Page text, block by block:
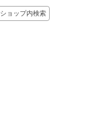
ショップ内検索